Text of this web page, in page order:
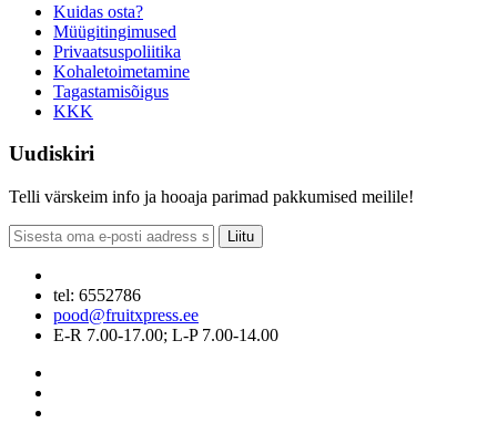
Kuidas osta?
Müügitingimused
Privaatsuspoliitika
Kohaletoimetamine
Tagastamisõigus
KKK
Uudiskiri
Telli värskeim info ja hooaja parimad pakkumised meilile!
Liitu
tel: 6552786
pood@fruitxpress.ee
E-R 7.00-17.00; L-P 7.00-14.00